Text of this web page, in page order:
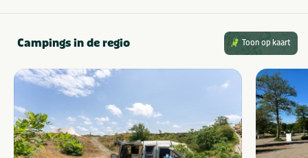
Campings in de regio Toon op kaart